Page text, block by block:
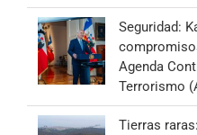
Seguridad:
Agenda
Terrorismo
Tierras